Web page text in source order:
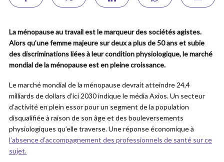
La ménopause au travail est le marqueur des sociétés agistes.
Alors qu’une femme majeure sur deux a plus de 50 ans et subie
des discriminations liées à leur condition physiologique, le marché
mondial de la ménopause est en pleine croissance.
Le marché mondial de la ménopause devrait atteindre 24,4
milliards de dollars d’ici 2030 indique le média Axios. Un secteur
d’activité en plein essor pour un segment de la population
disqualifiée à raison de son âge et des bouleversements
physiologiques qu’elle traverse. Une réponse économique à
l’absence d’accompagnement des professionnels de santé sur ce
sujet.